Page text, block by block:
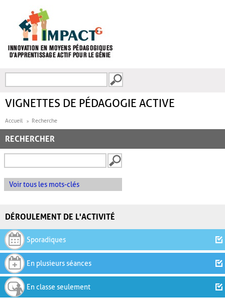
FORMULAIRE DE
VIGNETTES DE PÉDAGOGIE ACTIVE
Accueil Recherche
RECHERCHER
Voir tous les mots-clés
DÉROULEMENT DE L'ACTIVITÉ
Sporadiques
En plusieurs séances
En classe seulement